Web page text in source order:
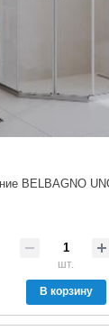
BELBAGNO
шт.
В корзину